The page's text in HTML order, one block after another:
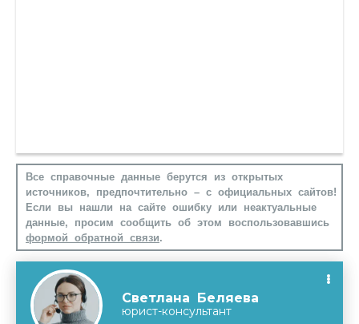
Все справочные данные берутся из открытых
источников, предпочтительно – с официальных сайтов!
Если вы нашли на сайте ошибку или неактуальные
данные, просим сообщить об этом воспользовавшись
формой обратной связи.